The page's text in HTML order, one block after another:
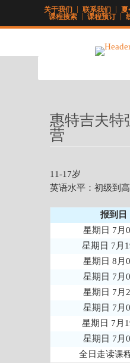
关于我们 联系我们 夏
课程搜索
课程预订
惠特吉夫特
营
11-17岁
英语水平：初级到
报到日
星期日 7月
星期日 7月
星期日 8月
星期日 7月
星期日 7月
星期日 7月
星期日 7月
星期日 7月
全日走读课